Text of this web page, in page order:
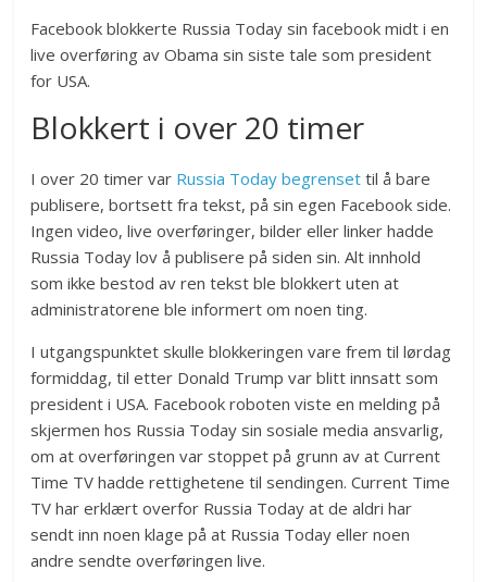
Facebook blokkerte Russia Today sin facebook midt i en
live overføring av Obama sin siste tale som president
for USA.
Blokkert i over 20 timer
I over 20 timer var Russia Today begrenset til å bare
publisere, bortsett fra tekst, på sin egen Facebook side.
Ingen video, live overføringer, bilder eller linker hadde
Russia Today lov å publisere på siden sin. Alt innhold
som ikke bestod av ren tekst ble blokkert uten at
administratorene ble informert om noen ting.
I utgangspunktet skulle blokkeringen vare frem til lørdag
formiddag, til etter Donald Trump var blitt innsatt som
president i USA. Facebook roboten viste en melding på
skjermen hos Russia Today sin sosiale media ansvarlig,
om at overføringen var stoppet på grunn av at Current
Time TV hadde rettighetene til sendingen. Current Time
TV har erklært overfor Russia Today at de aldri har
sendt inn noen klage på at Russia Today eller noen
andre sendte overføringen live.